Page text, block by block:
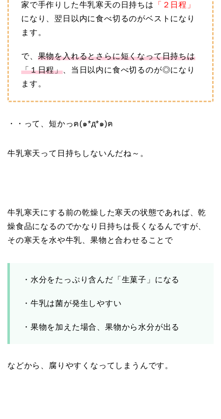
家で手作りした牛乳寒天の日持ちは
「２日程」
になり、翌日以内に食べ切るのがベストになり
ます。
で、 果物を入れるとさらに短くなって日持ちは
「１日程」 、当日以内に食べ切るのが◎になり
ます。
・・って、短かっฅ(๑*д*๑)ฅ
牛乳寒天って日持ちしないんだね～。
牛乳寒天にする前の乾燥した寒天の状態であれば、乾
燥食品になるのでかなり日持ちは長くなるんですが、
その寒天を水や牛乳、果物と合わせることで
・水分をたっぷり含んだ「生菓子」になる
・牛乳は菌が発生しやすい
・果物を加えた場合、果物から水分が出る
などから、腐りやすくなってしまうんです。